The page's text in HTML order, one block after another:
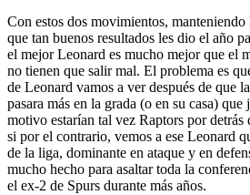
Con estos dos movimientos,
que tan buenos resultados les dio el año
el mejor Leonard es mucho mejor que el
no tienen que salir mal. El problema es
de Leonard vamos a ver después de que
pasara más en la grada (o en su casa)
motivo estarían tal vez Raptors por
si por el contrario, vemos a ese Leonard
de la liga, dominante en ataque y en
mucho hecho para asaltar toda la
el ex-2 de Spurs durante más años.